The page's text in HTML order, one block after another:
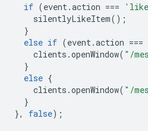
if (event.action ===
silentlyLikeItem();
}
else if (event.action ===
clients .openWindow( "/
}
else {
clients .openWindow( "/
}
},
false);